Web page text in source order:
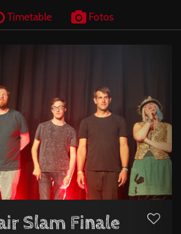
Timetable Fotos
Slam Finale